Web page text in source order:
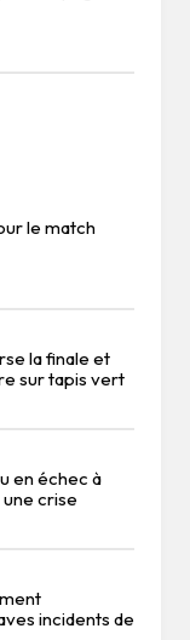
le match
la finale et
sur tapis vert
en échec à
crise
incidents de